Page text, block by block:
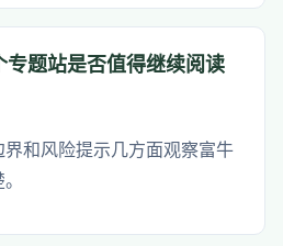
专题站是否值得继续阅读
和风险提示几方面观察富牛